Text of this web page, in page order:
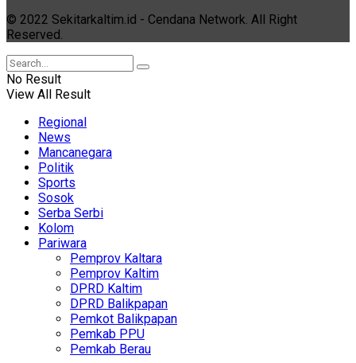
© 2022 Sekitarkaltim.id - Cendana Network. All Right
Reserved.
No Result
View All Result
Regional
News
Mancanegara
Politik
Sports
Sosok
Serba Serbi
Kolom
Pariwara
Pemprov Kaltara
Pemprov Kaltim
DPRD Kaltim
DPRD Balikpapan
Pemkot Balikpapan
Pemkab PPU
Pemkab Berau